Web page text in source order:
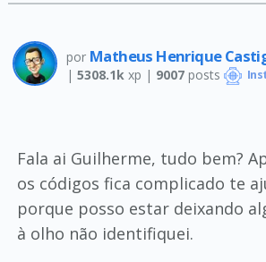
por Matheus Henrique
| 5308.1k xp | 9007posts
Fala ai Guilherme, tudo bem?
os códigos fica complicado te
porque posso estar deixando
à olho não identifiquei.